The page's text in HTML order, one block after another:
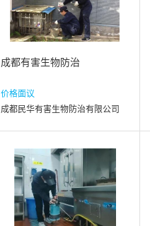
成都有害生物防治
价格面议
成都民华有害生物防治有限公司